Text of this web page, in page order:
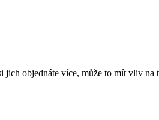
jich objednáte více, může to mít vliv na